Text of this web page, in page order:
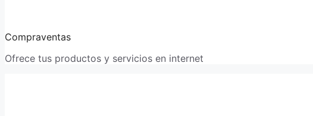
Compraventas
Ofrece tus productos y servicios en internet